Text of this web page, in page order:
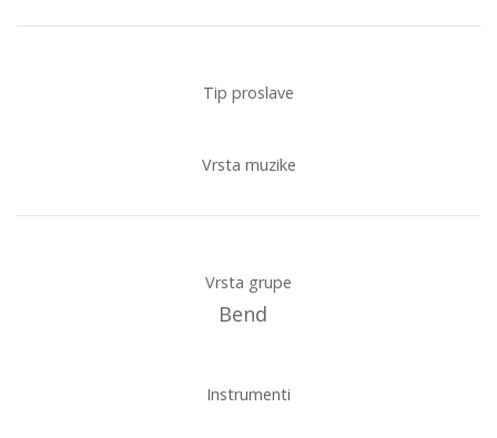
Tip proslave
Vrsta muzike
Vrsta grupe
Bend
Instrumenti